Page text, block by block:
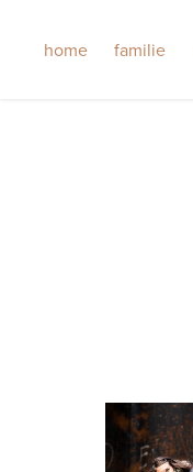
home familie